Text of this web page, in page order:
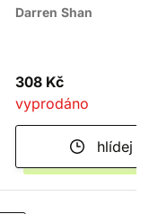
Darren Shan
308 Kč
vyprodáno
hlídej